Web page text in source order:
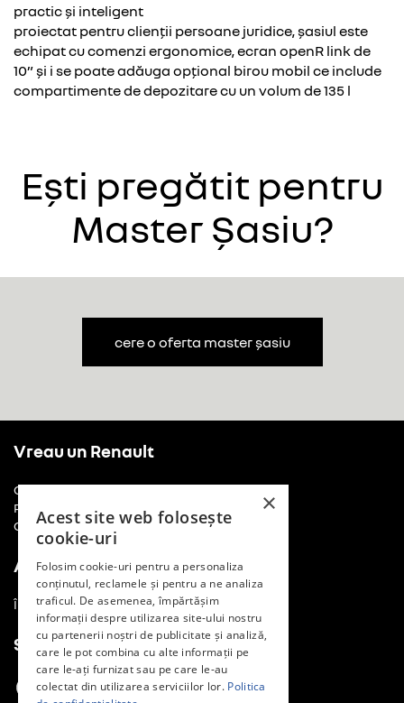
practic și inteligent
proiectat pentru clienții persoane juridice, șasiul este
echipat cu comenzi ergonomice, ecran openR link de
10” și i se poate adăuga opțional birou mobil ce include
compartimente de depozitare cu un volum de 135 l
Ești pregătit pentru
Master Șasiu?
cere o oferta master șasiu
Vreau un Renault
Cere o ofertă
Programează un drive test
Comunică cu noi
Am un Renault
Întreținere și reparații
Social Media
×
Acest site web folosește
cookie-uri
Folosim cookie-uri pentru a personaliza
conținutul, reclamele și pentru a ne analiza
traficul. De asemenea, împărtășim
informații despre utilizarea site-ului nostru
cu partenerii noștri de publicitate și analiză,
care le pot combina cu alte informații pe
care le-ați furnizat sau pe care le-au
colectat din utilizarea serviciilor lor. Politica